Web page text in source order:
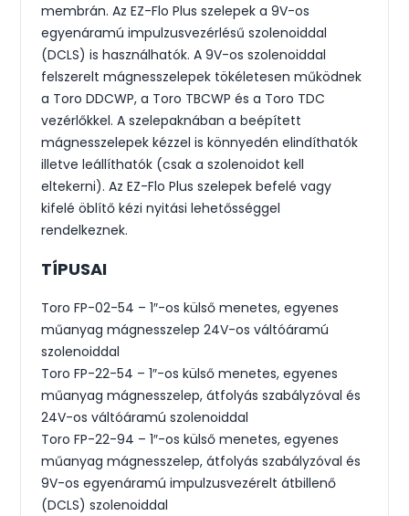
membrán. Az EZ-Flo Plus szelepek a 9V-os
egyenáramú impulzusvezérlésű szolenoiddal
(DCLS) is használhatók. A 9V-os szolenoiddal
felszerelt mágnesszelepek tökéletesen működnek
a Toro DDCWP, a Toro TBCWP és a Toro TDC
vezérlőkkel. A szelepaknában a beépített
mágnesszelepek kézzel is könnyedén elindíthatók
illetve leállíthatók (csak a szolenoidot kell
eltekerni). Az EZ-Flo Plus szelepek befelé vagy
kifelé öblítő kézi nyitási lehetősséggel
rendelkeznek.
TÍPUSAI
Toro FP-02-54 – 1″-os külső menetes, egyenes
műanyag mágnesszelep 24V-os váltóáramú
szolenoiddal
Toro FP-22-54 – 1″-os külső menetes, egyenes
műanyag mágnesszelep, átfolyás szabályzóval és
24V-os váltóáramú szolenoiddal
Toro FP-22-94 – 1″-os külső menetes, egyenes
műanyag mágnesszelep, átfolyás szabályzóval és
9V-os egyenáramú impulzusvezérelt átbillenő
(DCLS) szolenoiddal